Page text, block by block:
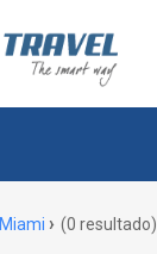
Miami (0 resultado)